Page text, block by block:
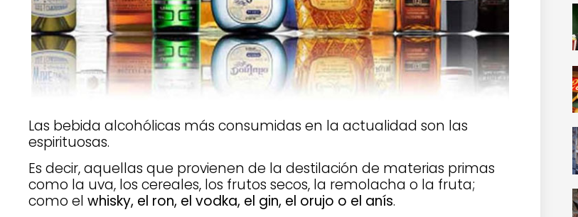
Las bebida alcohólicas más consumidas en la actualidad son las
espirituosas.
Es decir, aquellas que provienen de la destilación de materias primas
como la uva, los cereales, los frutos secos, la remolacha o la fruta;
como el whisky, el ron, el vodka, el gin, el orujo o el anís.